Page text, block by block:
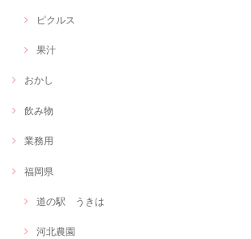
ピクルス
果汁
おかし
飲み物
業務用
福岡県
道の駅 うきは
河北農園